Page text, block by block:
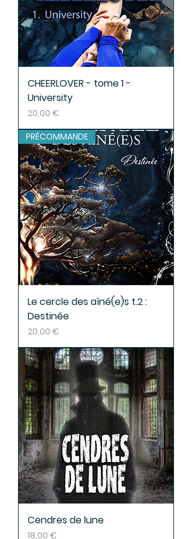
CHEERLOVER - tome 1 -
University
Prix
20,00 €
PRÉCOMMANDE
Le cercle des aîné(e)s t.2 :
Destinée
Prix
20,00 €
Cendres de lune
Prix
18,00 €